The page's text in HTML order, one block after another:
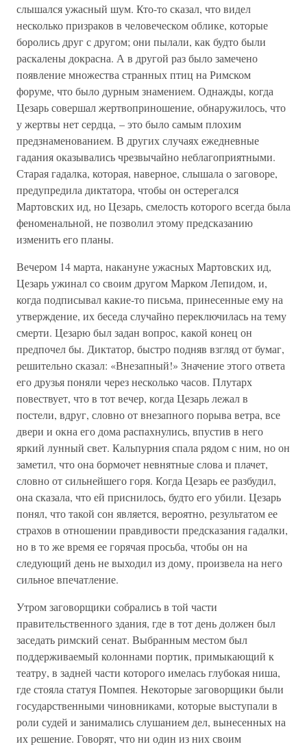
слышался ужасный шум. Кто-то сказал, что видел
несколько призраков в человеческом облике, которые
боролись друг с другом; они пылали, как будто были
раскалены докрасна. А в другой раз было замечено
появление множества странных птиц на Римском
форуме, что было дурным знамением. Однажды, когда
Цезарь совершал жертвоприношение, обнаружилось, что
у жертвы нет сердца, – это было самым плохим
предзнаменованием. В других случаях ежедневные
гадания оказывались чрезвычайно неблагоприятными.
Старая гадалка, которая, наверное, слышала о заговоре,
предупредила диктатора, чтобы он остерегался
Мартовских ид, но Цезарь, смелость которого всегда была
феноменальной, не позволил этому предсказанию
изменить его планы.
Вечером 14 марта, накануне ужасных Мартовских ид,
Цезарь ужинал со своим другом Марком Лепидом, и,
когда подписывал какие-то письма, принесенные ему на
утверждение, их беседа случайно переключилась на тему
смерти. Цезарю был задан вопрос, какой конец он
предпочел бы. Диктатор, быстро подняв взгляд от бумаг,
решительно сказал: «Внезапный!» Значение этого ответа
его друзья поняли через несколько часов. Плутарх
повествует, что в тот вечер, когда Цезарь лежал в
постели, вдруг, словно от внезапного порыва ветра, все
двери и окна его дома распахнулись, впустив в него
яркий лунный свет. Кальпурния спала рядом с ним, но он
заметил, что она бормочет невнятные слова и плачет,
словно от сильнейшего горя. Когда Цезарь ее разбудил,
она сказала, что ей приснилось, будто его убили. Цезарь
понял, что такой сон является, вероятно, результатом ее
страхов в отношении правдивости предсказания гадалки,
но в то же время ее горячая просьба, чтобы он на
следующий день не выходил из дому, произвела на него
сильное впечатление.
Утром заговорщики собрались в той части
правительственного здания, где в тот день должен был
заседать римский сенат. Выбранным местом был
поддерживаемый колоннами портик, примыкающий к
театру, в задней части которого имелась глубокая ниша,
где стояла статуя Помпея. Некоторые заговорщики были
государственными чиновниками, которые выступали в
роли судей и занимались слушанием дел, вынесенных на
их решение. Говорят, что ни один из них своим